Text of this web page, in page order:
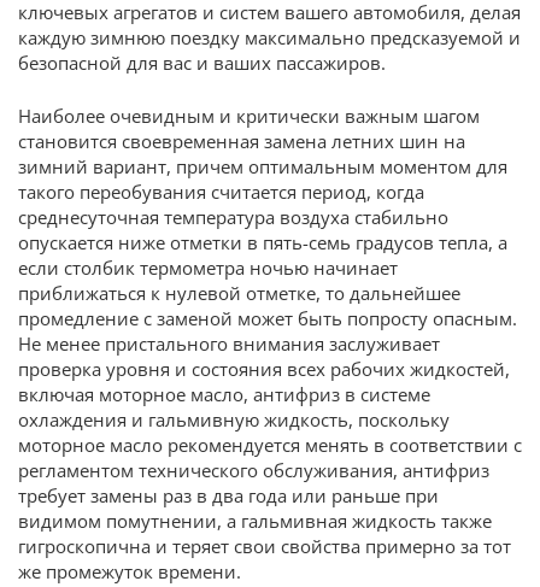
ключевых агрегатов и систем вашего автомобиля, делая
каждую зимнюю поездку максимально предсказуемой и
безопасной для вас и ваших пассажиров.
Наиболее очевидным и критически важным шагом
становится своевременная замена летних шин на
зимний вариант, причем оптимальным моментом для
такого переобувания считается период, когда
среднесуточная температура воздуха стабильно
опускается ниже отметки в пять-семь градусов тепла, а
если столбик термометра ночью начинает
приближаться к нулевой отметке, то дальнейшее
промедление с заменой может быть попросту опасным.
Не менее пристального внимания заслуживает
проверка уровня и состояния всех рабочих жидкостей,
включая моторное масло, антифриз в системе
охлаждения и гальмивную жидкость, поскольку
моторное масло рекомендуется менять в соответствии с
регламентом технического обслуживания, антифриз
требует замены раз в два года или раньше при
видимом помутнении, а гальмивная жидкость также
гигроскопична и теряет свои свойства примерно за тот
же промежуток времени.